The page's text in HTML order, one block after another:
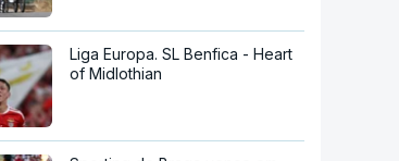
Liga Europa. SL Benfica - Heart
of Midlothian